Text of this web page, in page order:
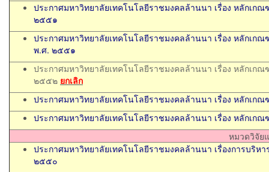
ประกาศมหาวิทยาลัยเทคโนโลยีราชมงคลล้านนา เรื่อง หลักเก
๒๕๕๑
ประกาศมหาวิทยาลัยเทคโนโลยีราชมงคลล้านนา เรื่อง หลักเก
พ.ศ. ๒๕๕๑
ประกาศมหาวิทยาลัยเทคโนโลยีราชมงคลล้านนา เรื่อง หลักเก
๒๕๕๒ ยกเลิก
ประกาศมหาวิทยาลัยเทคโนโลยีราชมงคลล้านนา เรื่อง หลักเก
ประกาศมหาวิทยาลัยเทคโนโลยีราชมงคลล้านนา เรื่อง หลักเก
หมวดวิจัย
ประกาศมหาวิทยาลัยเทคโนโลยีราชมงคลล้านนา เรื่องการบริห
๒๕๕๐